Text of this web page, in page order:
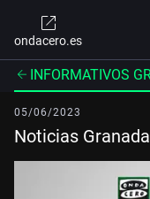
ondacero.es
INFORMATIVOS
05/06/2023
Noticias